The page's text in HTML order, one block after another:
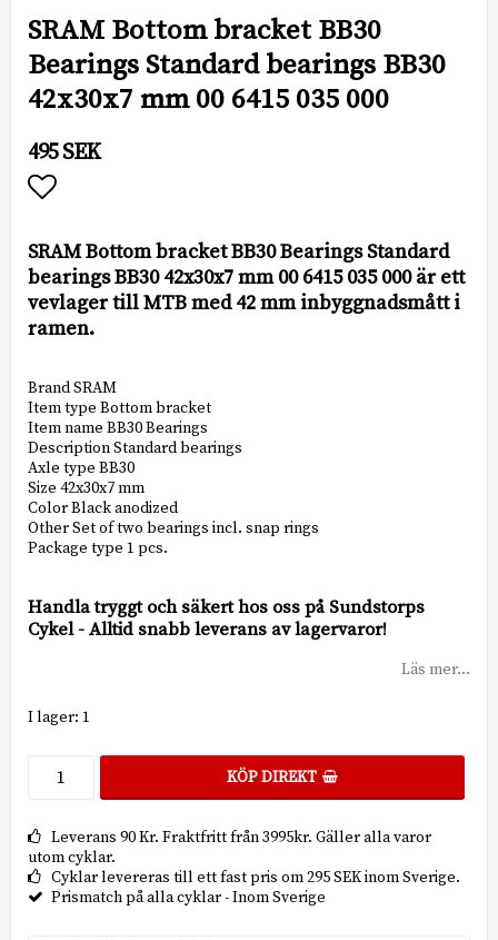
SRAM Bottom bracket BB30
Bearings Standard bearings BB30
42x30x7 mm 00 6415 035 000
495 SEK
SRAM Bottom bracket BB30 Bearings Standard
bearings BB30 42x30x7 mm 00 6415 035 000 är ett
vevlager till MTB med 42 mm inbyggnadsmått i
ramen.
Brand SRAM
Item type Bottom bracket
Item name BB30 Bearings
Description Standard bearings
Axle type BB30
Size 42x30x7 mm
Color Black anodized
Other Set of two bearings incl. snap rings
Package type 1 pcs.
Handla tryggt och säkert hos oss på Sundstorps
Cykel - Alltid snabb leverans av lagervaror!
Läs mer...
I lager: 1
KÖP DIREKT
Leverans 90 Kr. Fraktfritt från 3995kr. Gäller alla varor
utom cyklar.
Cyklar levereras till ett fast pris om 295 SEK inom Sverige.
Prismatch på alla cyklar - Inom Sverige